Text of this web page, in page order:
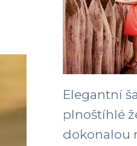
Elegantní
plnoštíhlé
dokonalou